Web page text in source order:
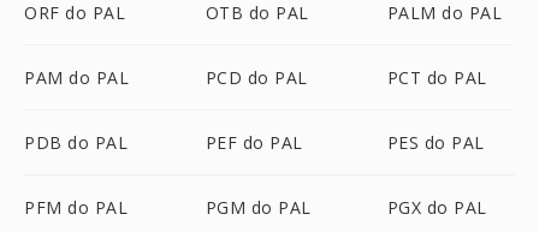
ORF do PAL OTB do PAL PALM do PAL
PAM do PAL PCD do PAL PCT do PAL
PDB do PAL PEF do PAL PES do PAL
PFM do PAL PGM do PAL PGX do PAL